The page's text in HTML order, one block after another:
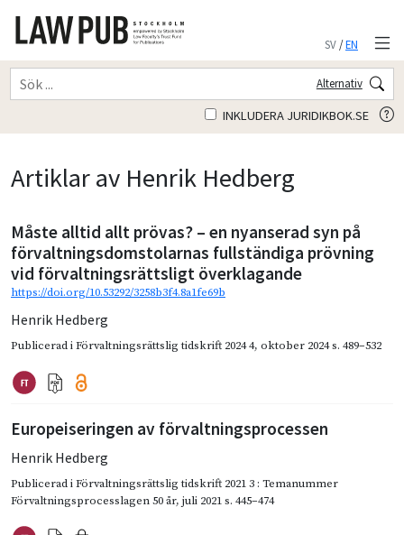
SV/EN
Alternativ
INKLUDERA JURIDIKBOK.SE
Artiklar av Henrik Hedberg
Måste alltid allt prövas? – en nyanserad syn på
förvaltningsdomstolarnas fullständiga prövning
vid förvaltningsrättsligt överklagande
https://doi.org/10.53292/3258b3f4.8a1fe69b
Henrik Hedberg
Publicerad iFörvaltningsrättslig tidskrift 2024 4, oktober 2024s. 489–532
Europeiseringen av förvaltningsprocessen
Henrik Hedberg
Publicerad iFörvaltningsrättslig tidskrift 2021 3 : Temanummer
Förvaltningsprocesslagen 50 år, juli 2021s. 445–474